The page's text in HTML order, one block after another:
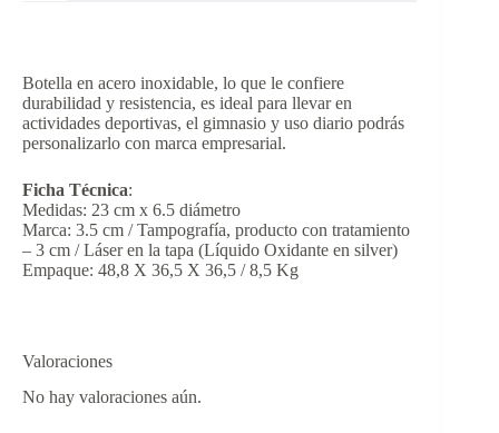
Botella en acero inoxidable, lo que le confiere
durabilidad y resistencia, es ideal para llevar en
actividades deportivas, el gimnasio y uso diario podrás
personalizarlo con marca empresarial.
Ficha Técnica:
Medidas: 23 cm x 6.5 diámetro
Marca: 3.5 cm / Tampografía, producto con tratamiento
– 3 cm / Láser en la tapa (Líquido Oxidante en silver)
Empaque: 48,8 X 36,5 X 36,5 / 8,5 Kg
Valoraciones
No hay valoraciones aún.